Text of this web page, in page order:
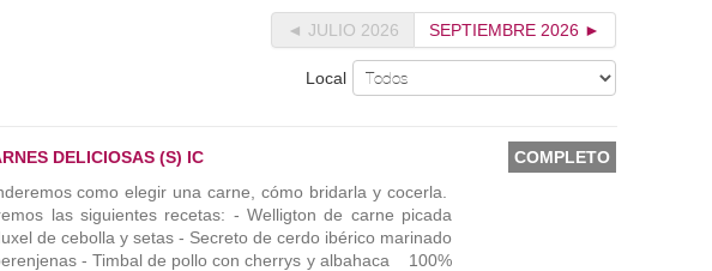
◄ JULIO 2026 SEPTIEMBRE 2026 ►
Local
DELICIOSAS (S) IC
como elegir una carne, cómo bridarla y cocerla.
las siguientes recetas: - Welligton de carne picada
de cebolla y setas - Secreto de cerdo ibérico marinado
- Timbal de pollo con cherrys y albahaca 100%
COMPLETO